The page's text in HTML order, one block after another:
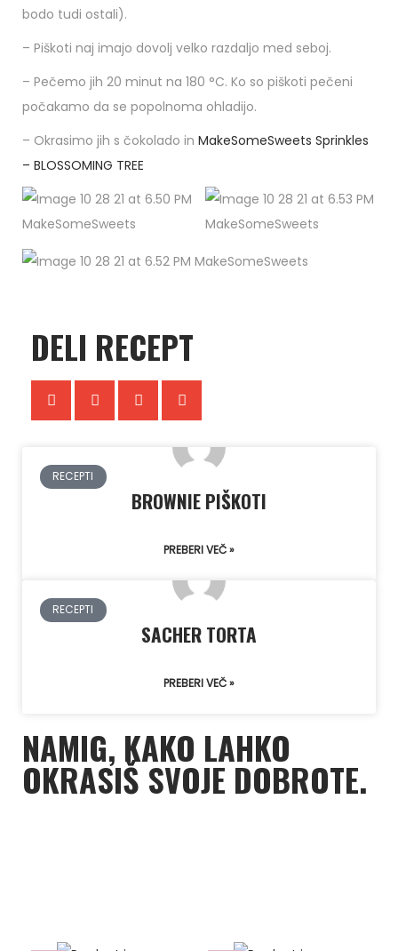
bodo tudi ostali).
– Piškoti naj imajo dovolj velko razdaljo med seboj.
– Pečemo jih 20 minut na 180 °C. Ko so piškoti pečeni
počakamo da se popolnoma ohladijo.
– Okrasimo jih s čokolado in MakeSomeSweets Sprinkles
– BLOSSOMING TREE
DELI RECEPT
RECEPTI
BROWNIE PIŠKOTI
PREBERI VEČ »
RECEPTI
SACHER TORTA
PREBERI VEČ »
NAMIG, KAKO LAHKO
OKRASIŠ SVOJE DOBROTE.